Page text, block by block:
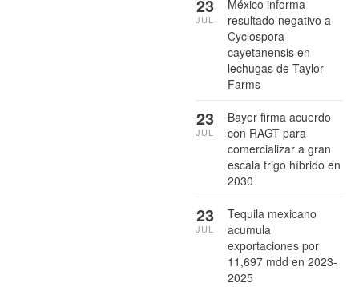
México informa
resultado negativo a
Cyclospora
cayetanensis en
lechugas de Taylor
Farms
23
JUL
Bayer firma acuerdo
con RAGT para
comercializar a gran
escala trigo híbrido en
2030
23
JUL
Tequila mexicano
acumula
exportaciones por
11,697 mdd en 2023-
2025
23
JUL